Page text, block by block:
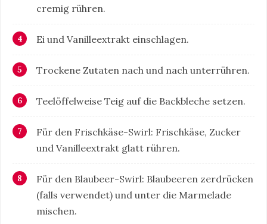
cremig rühren.
Ei und Vanilleextrakt einschlagen.
Trockene Zutaten nach und nach unterrühren.
Teelöffelweise Teig auf die Backbleche setzen.
Für den Frischkäse-Swirl: Frischkäse, Zucker
und Vanilleextrakt glatt rühren.
Für den Blaubeer-Swirl: Blaubeeren zerdrücken
(falls verwendet) und unter die Marmelade
mischen.